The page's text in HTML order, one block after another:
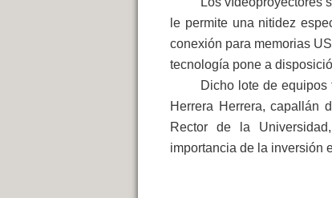
le permite una nitidez
conexión para memorias
tecnología pone a
Dicho lote de
Herrera Herrera, capallán
Rector de la
importancia de la inversión